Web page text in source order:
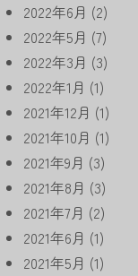
2022年6月 (2)
2022年5月 (7)
2022年3月 (3)
2022年1月 (1)
2021年12月 (1)
2021年10月 (1)
2021年9月 (3)
2021年8月 (3)
2021年7月 (2)
2021年6月 (1)
2021年5月 (1)